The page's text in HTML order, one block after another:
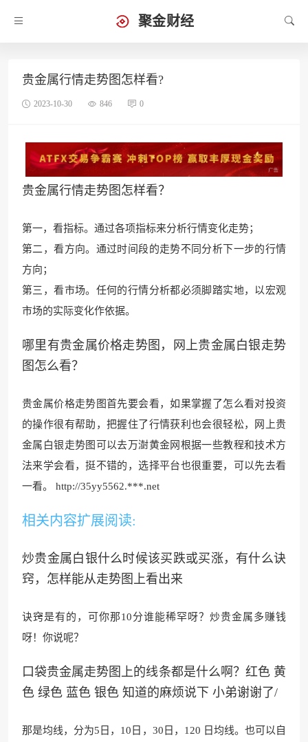
聚金财经
贵金属行情走势图怎样看?
2023-10-30 846 0
贵金属行情走势图怎样看？
第一，看指标。通过各项指标来分析行情变化走势；
第二，看方向。通过时间段的走势不同分析下一步的行情
方向；
第三，看市场。任何的行情分析都必须脚踏实地， 以宏观
市场的实际变化作依据。
哪里有贵金属价格走势图，网上贵金属白银走势
图怎么看？
贵金属价格走势图首先要会看，如果掌握了怎么看对投资
的操作很有帮助，把握住了行情获利 也会很轻松，网上贵
金属白银走势图可以去万澍黄金网根据一些教程和技术方
法来学会看，挺不错的，选择平台也很重要，可以先去看
一看。 http://35yy5562.***.net
相关内容扩展阅读:
炒贵金属白银什么时候该买跌或买涨，有什么诀
窍，怎样能从走势图上看出来
诀窍是有的，可你那10分谁能稀罕呀？炒贵金属多赚钱
呀！你说呢？
口袋贵金属走势图上的线条都是什么啊？红色 黄
色 绿色 蓝色 银色 知道的麻烦说下 小弟谢谢了/
那是均线，分为5日， 10日，30日，120 日均线。也可以自